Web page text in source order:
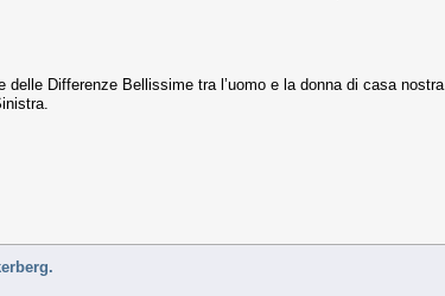
Differenze Bellissime tra l’uomo e la donna di casa nostra.